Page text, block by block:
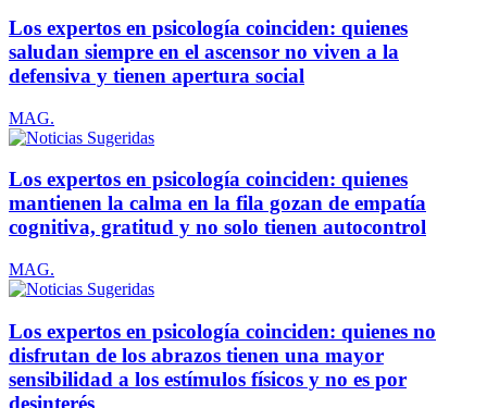
Los expertos en psicología coinciden: quienes
saludan siempre en el ascensor no viven a la
defensiva y tienen apertura social
MAG.
Los expertos en psicología coinciden: quienes
mantienen la calma en la fila gozan de empatía
cognitiva, gratitud y no solo tienen autocontrol
MAG.
Los expertos en psicología coinciden: quienes no
disfrutan de los abrazos tienen una mayor
sensibilidad a los estímulos físicos y no es por
desinterés